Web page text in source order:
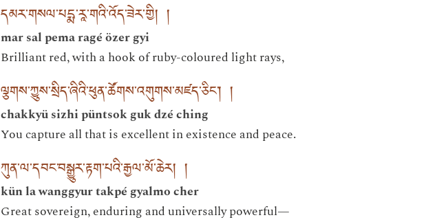
དམར་གསལ་པདྨ་རཱ་གའི་འོད་ཟེར་གྱི། །
mar sal pema ragé özer gyi
Brilliant red, with a hook of ruby-coloured light rays,
ལྕགས་ཀྱུས་སྲིད་ཞིའི་ཕུན་ཚོགས་འགུགས་མཛད་ཅིང་། །
chakkyü sizhi püntsok guk dzé ching
You capture all that is excellent in existence and peace.
ཀུན་ལ་དབང་བསྒྱུར་རྟག་པའི་རྒྱལ་མོ་ཆེར། །
kün la wanggyur takpé gyalmo cher
Great sovereign, enduring and universally powerful—